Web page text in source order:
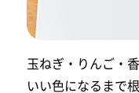
玉ねぎ・りんご・
いい色になるまで